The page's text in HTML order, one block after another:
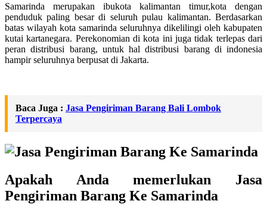
Samarinda merupakan ibukota kalimantan timur,kota dengan
penduduk paling besar di seluruh pulau kalimantan. Berdasarkan
batas wilayah kota samarinda seluruhnya dikelilingi oleh kabupaten
kutai kartanegara. Perekonomian di kota ini juga tidak terlepas dari
peran distribusi barang, untuk hal distribusi barang di indonesia
hampir seluruhnya berpusat di Jakarta.
Baca Juga : Jasa Pengiriman Barang Bali Lombok
Terpercaya
Apakah Anda memerlukan Jasa
Pengiriman Barang Ke Samarinda